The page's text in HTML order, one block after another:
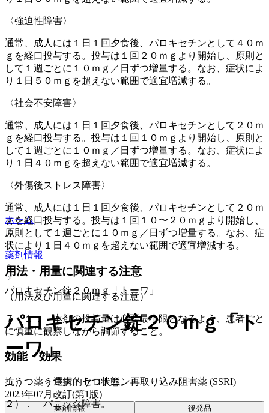
〈強迫性障害〉
通常、成人には１日１回夕食後、パロキセチンとして４０ｍ
ｇを経口投与する。投与は１回２０ｍｇより開始し、原則と
して１週ごとに１０ｍｇ／日ずつ増量する。なお、症状によ
り１日５０ｍｇを超えない範囲で適宜増減する。
〈社会不安障害〉
通常、成人には１日１回夕食後、パロキセチンとして２０ｍ
ｇを経口投与する。投与は１回１０ｍｇより開始し、原則と
して１週ごとに１０ｍｇ／日ずつ増量する。なお、症状によ
り１日４０ｍｇを超えない範囲で適宜増減する。
〈外傷後ストレス障害〉
通常、成人には１日１回夕食後、パロキセチンとして２０ｍ
ｇを経口投与する。投与は１回１０〜２０ｍｇより開始し、
原則として１週ごとに１０ｍｇ／日ずつ増量する。なお、症
状により１日４０ｍｇを超えない範囲で適宜増減する。
用法・用量に関連する注意
（用法及び用量に関連する注意）
７．１． 本剤の投与量は必要最小限となるよう、患者ごと
に慎重に観察しながら調節すること。
効能・効果
１）． うつ病・うつ状態。
２）． パニック障害。
ホーム
薬剤情報
パロキセチン錠２０ｍｇ「トーワ」
パロキセチン錠２０ｍｇ「ト
ーワ」
抗うつ薬 > 選択的セロトニン再取り込み阻害薬 (SSRI)
2023年07月改訂(第1版)
薬剤情報 後発品